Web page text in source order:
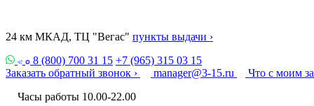
24 км МКАД, ТЦ "Вегас" пункты выдачи ›
8 (800) 700 31 15 +7 (965) 315 03 15
Заказать обратный звонок ›
manager@3-15.ru
Что с моим
Часы работы 10.00-22.00